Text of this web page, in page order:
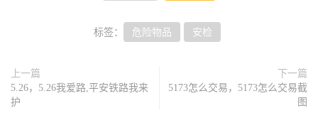
标签： 危险物品 安检
上一篇
5.26，5.26我爱路,平安铁路我来
护
下一篇
5173怎么交易，5173怎么交易截
图